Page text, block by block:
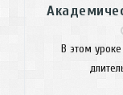
В этом